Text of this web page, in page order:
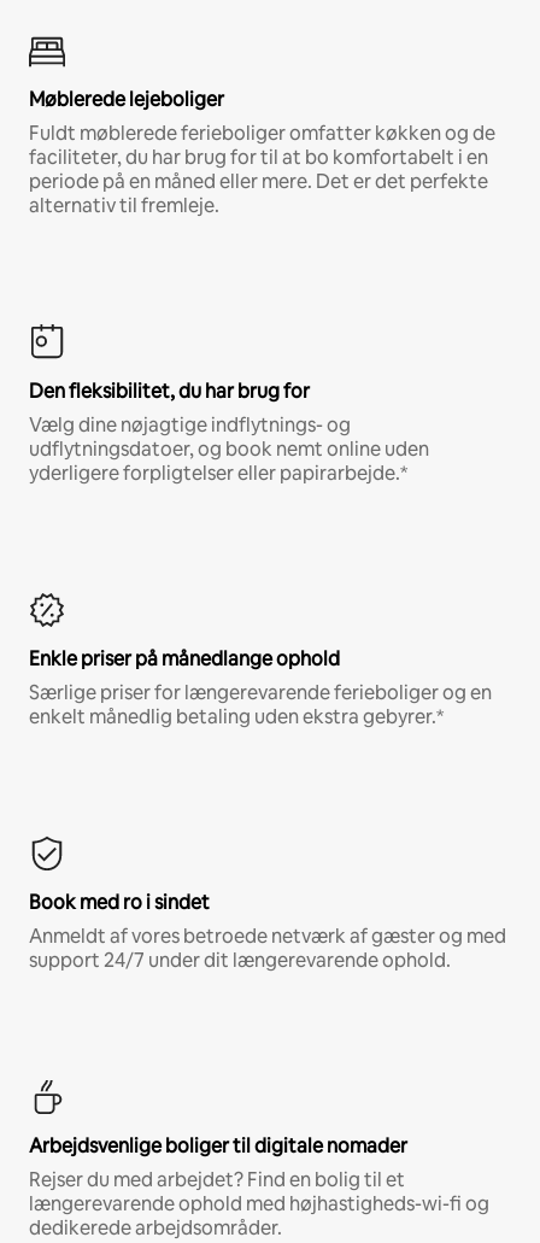
Møblerede lejeboliger
Fuldt møblerede ferieboliger omfatter køkken og de
faciliteter, du har brug for til at bo komfortabelt i en
periode på en måned eller mere. Det er det perfekte
alternativ til fremleje.
Den fleksibilitet, du har brug for
Vælg dine nøjagtige indflytnings- og
udflytningsdatoer, og book nemt online uden
yderligere forpligtelser eller papirarbejde.*
Enkle priser på månedlange ophold
Særlige priser for længerevarende ferieboliger og en
enkelt månedlig betaling uden ekstra gebyrer.*
Book med ro i sindet
Anmeldt af vores betroede netværk af gæster og med
support 24/7 under dit længerevarende ophold.
Arbejdsvenlige boliger til digitale nomader
Rejser du med arbejdet? Find en bolig til et
længerevarende ophold med højhastigheds-wi-fi og
dedikerede arbejdsområder.